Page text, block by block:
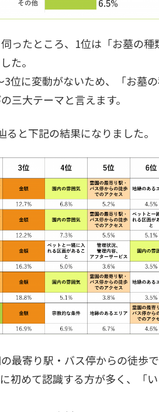
ったところ、1位は「お墓の
た。
位に変動がないため、「お墓
三大テーマと言えます。
と下記の結果になりました。
最寄り駅・バス停からの徒歩
初めて認識する方が多く、「